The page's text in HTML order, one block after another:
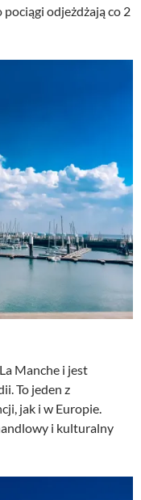
odjeżdżają co 2
Manche i jest
To jeden z
jak i w Europie.
i kulturalny